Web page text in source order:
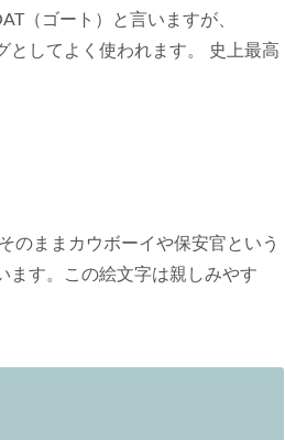
（ゴート）と言いますが、
としてよく使われます。 史上最高
のままカウボーイや保安官という
ます。この絵文字は親しみやす